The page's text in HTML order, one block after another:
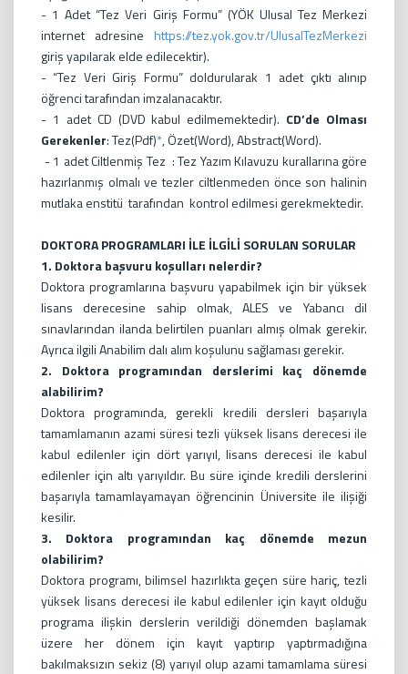
- 1 Adet “Tez Veri Giriş Formu” (YÖK Ulusal Tez Merkezi
internet adresine https://tez.yok.gov.tr/UlusalTezMerkezi
giriş yapılarak elde edilecektir).
- “Tez Veri Giriş Formu” doldurularak 1 adet çıktı alınıp
öğrenci tarafından imzalanacaktır.
- 1 adet CD (DVD kabul edilmemektedir). CD’de Olması
Gerekenler: Tez(Pdf)*, Özet(Word), Abstract(Word).
- 1 adet Ciltlenmiş Tez : Tez Yazım Kılavuzu kurallarına göre
hazırlanmış olmalı ve tezler ciltlenmeden önce son halinin
mutlaka enstitü tarafından kontrol edilmesi gerekmektedir.
DOKTORA PROGRAMLARI İLE İLGİLİ SORULAN SORULAR
1. Doktora başvuru koşulları nelerdir?
Doktora programlarına başvuru yapabilmek için bir yüksek
lisans derecesine sahip olmak, ALES ve Yabancı dil
sınavlarından ilanda belirtilen puanları almış olmak gerekir.
Ayrıca ilgili Anabilim dalı alım koşulunu sağlaması gerekir.
2. Doktora programından derslerimi kaç dönemde
alabilirim?
Doktora programında, gerekli kredili dersleri başarıyla
tamamlamanın azami süresi tezli yüksek lisans derecesi ile
kabul edilenler için dört yarıyıl, lisans derecesi ile kabul
edilenler için altı yarıyıldır. Bu süre içinde kredili derslerini
başarıyla tamamlayamayan öğrencinin Üniversite ile ilişiği
kesilir.
3. Doktora programından kaç dönemde mezun
olabilirim?
Doktora programı, bilimsel hazırlıkta geçen süre hariç, tezli
yüksek lisans derecesi ile kabul edilenler için kayıt olduğu
programa ilişkin derslerin verildiği dönemden başlamak
üzere her dönem için kayıt yaptırıp yaptırmadığına
bakılmaksızın sekiz (8) yarıyıl olup azami tamamlama süresi